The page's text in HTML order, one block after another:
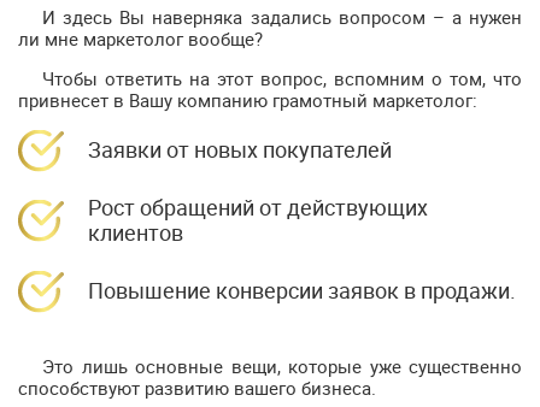
И здесь Вы наверняка задались вопросом – а нужен
ли мне маркетолог вообще?
Чтобы ответить на этот вопрос, вспомним о том, что
привнесет в Вашу компанию грамотный маркетолог:
Заявки от новых покупателей
Рост обращений от действующих
клиентов
Повышение конверсии заявок в продажи.
Это лишь основные вещи, которые уже существенно
способствуют развитию вашего бизнеса.